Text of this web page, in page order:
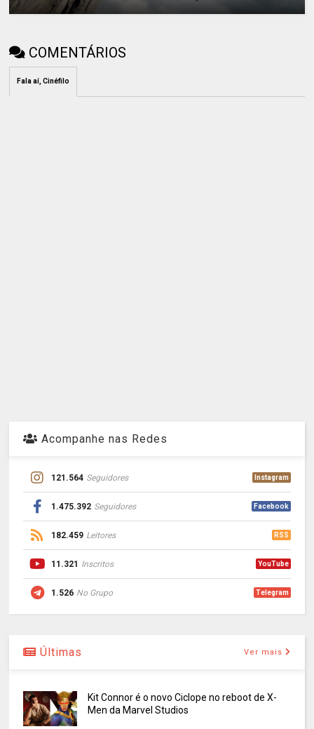
COMENTÁRIOS
Fala aí, Cinéfilo
Acompanhe nas Redes
121.564 Seguidores Instagram
1.475.392 Seguidores Facebook
182.459 Leitores RSS
11.321 Inscritos YouTube
1.526 No Grupo Telegram
Últimas Ver mais
Kit Connor é o novo Ciclope no reboot de X-
Men da Marvel Studios